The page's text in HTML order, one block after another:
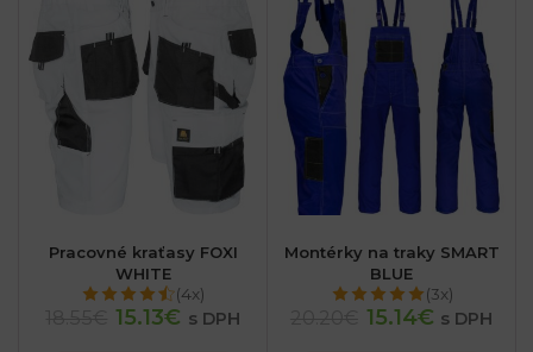
Pracovné kraťasy FOXI
WHITE
(4x)
15.13€ s DPH
Montérky na traky SMART
BLUE
(3x)
15.14€ s DPH